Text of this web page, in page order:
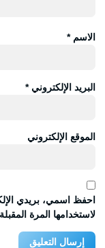
الاسم*
البريد الإلكتروني*
الموقع الإلكتروني
احفظ اسمي، بريدي
لاستخدامها المرة